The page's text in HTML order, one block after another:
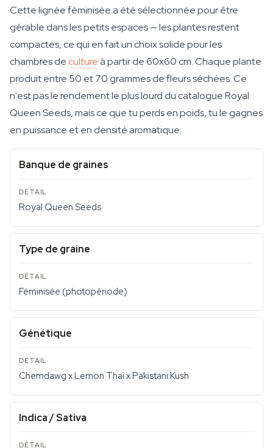
Cette lignée féminisée a été sélectionnée pour être
gérable dans les petits espaces — les plantes restent
compactes, ce qui en fait un choix solide pour les
chambres de cultureà partir de 60x60 cm. Chaque plante
produit entre 50 et 70 grammes de fleurs séchées. Ce
n'est pas le rendement le plus lourd du catalogue Royal
Queen Seeds, mais ce que tu perds en poids, tu le gagnes
en puissance et en densité aromatique.
Banque de graines
Royal Queen Seeds
Type de graine
Féminisée (photopériode)
Génétique
Chemdawg x Lemon Thai x Pakistani Kush
Indica / Sativa